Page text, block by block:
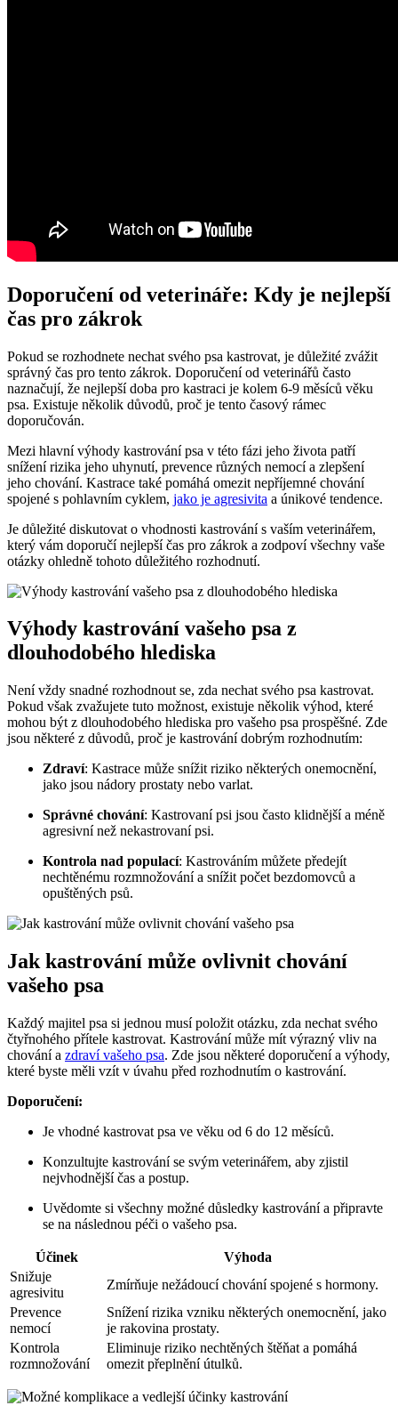
Doporučení od veterináře: Kdy je nejlepší
čas pro zákrok
Pokud se rozhodnete nechat svého psa kastrovat, je důležité zvážit
správný čas pro tento zákrok. Doporučení od veterinářů často
naznačují, že nejlepší doba pro kastraci je kolem 6-9 měsíců věku
psa. Existuje několik důvodů, proč je tento časový rámec
doporučován.
Mezi hlavní výhody kastrování psa v této fázi jeho života patří
snížení rizika jeho uhynutí, prevence různých nemocí a zlepšení
jeho chování. Kastrace také pomáhá omezit nepříjemné chování
spojené s pohlavním cyklem, jako je agresivita a únikové tendence.
Je důležité diskutovat o vhodnosti kastrování s vaším veterinářem,
který vám doporučí nejlepší čas pro zákrok a zodpoví všechny vaše
otázky ohledně tohoto důležitého rozhodnutí.
Výhody kastrování vašeho psa z
dlouhodobého hlediska
Není vždy snadné rozhodnout se, zda nechat svého psa kastrovat.
Pokud však zvažujete tuto možnost, existuje několik výhod, které
mohou být z dlouhodobého hlediska pro vašeho psa prospěšné. Zde
jsou některé z důvodů, proč je kastrování dobrým rozhodnutím:
Zdraví: Kastrace může snížit riziko některých onemocnění,
jako jsou nádory prostaty nebo varlat.
Správné chování: Kastrovaní psi jsou často klidnější a méně
agresivní než nekastrovaní psi.
Kontrola nad populací: Kastrováním můžete předejít
nechtěnému rozmnožování a snížit počet bezdomovců a
opuštěných psů.
Jak kastrování může ovlivnit chování
vašeho psa
Každý majitel psa si jednou musí položit otázku, zda nechat svého
čtyřnohého přítele kastrovat. Kastrování může mít výrazný vliv na
chování a zdraví vašeho psa. Zde jsou některé doporučení a výhody,
které byste měli vzít v úvahu před rozhodnutím o kastrování.
Doporučení:
Je vhodné kastrovat psa ve věku od 6 do 12 měsíců.
Konzultujte kastrování se svým veterinářem, aby zjistil
nejvhodnější čas a postup.
Uvědomte si všechny možné důsledky kastrování a připravte
se na následnou péči o vašeho psa.
Účinek
Výhoda
Snižuje
agresivitu
Zmírňuje nežádoucí chování spojené s hormony.
Prevence
nemocí
Snížení rizika vzniku některých onemocnění, jako
je rakovina prostaty.
Kontrola
rozmnožování
Eliminuje riziko nechtěných štěňat a pomáhá
omezit přeplnění útulků.